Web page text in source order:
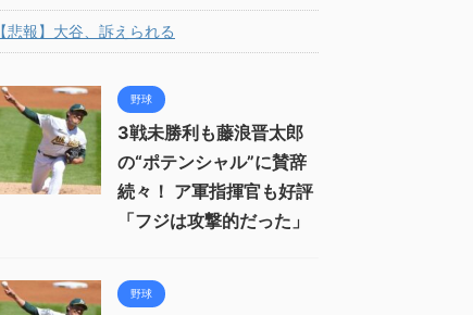
【悲報】大谷、訴えられる
野球
3戦未勝利も藤浪晋太郎
の“ポテンシャル”に賛辞
続々！ ア軍指揮官も好評
「フジは攻撃的だった」
野球